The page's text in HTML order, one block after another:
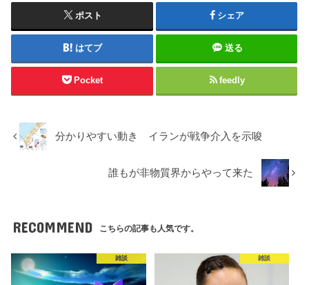
ポスト シェア
はてブ 送る
Pocket feedly
分かりやすい動き イランが戦争介入を示唆
誰もが非物質界からやって来た
RECOMMEND こちらの記事も人気です。
雑談 雑談